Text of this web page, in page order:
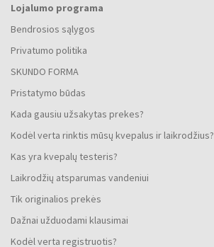
Lojalumo programa
Bendrosios sąlygos
Privatumo politika
SKUNDO FORMA
Pristatymo būdas
Kada gausiu užsakytas prekes?
Kodėl verta rinktis mūsų kvepalus ir laikrodžius?
Kas yra kvepalų testeris?
Laikrodžių atsparumas vandeniui
Tik originalios prekės
Dažnai užduodami klausimai
Kodėl verta registruotis?